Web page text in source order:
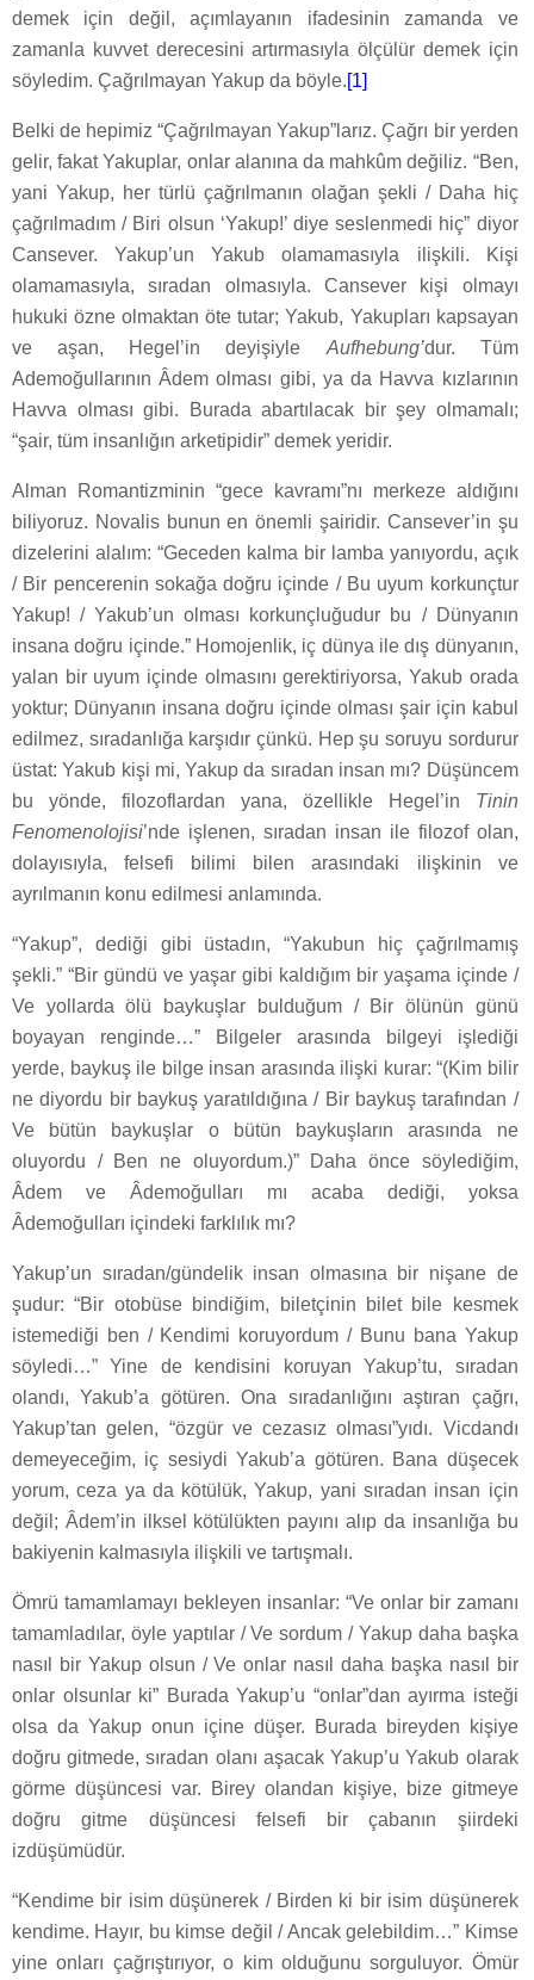
demek için değil, açımlayanın ifadesinin zamanda ve
zamanla kuvvet derecesini artırmasıyla ölçülür demek için
söyledim. Çağrılmayan Yakup da böyle.[1]
Belki de hepimiz “Çağrılmayan Yakup”larız. Çağrı bir yerden
gelir, fakat Yakuplar, onlar alanına da mahkûm değiliz. “Ben,
yani Yakup, her türlü çağrılmanın olağan şekli / Daha hiç
çağrılmadım / Biri olsun ‘Yakup!’ diye seslenmedi hiç” diyor
Cansever. Yakup’un Yakub olamamasıyla ilişkili. Kişi
olamamasıyla, sıradan olmasıyla. Cansever kişi olmayı
hukuki özne olmaktan öte tutar; Yakub, Yakupları kapsayan
ve aşan, Hegel’in deyişiyle Aufhebung’dur. Tüm
Ademoğullarının Âdem olması gibi, ya da Havva kızlarının
Havva olması gibi. Burada abartılacak bir şey olmamalı;
“şair, tüm insanlığın arketipidir” demek yeridir.
Alman Romantizminin “gece kavramı”nı merkeze aldığını
biliyoruz. Novalis bunun en önemli şairidir. Cansever’in şu
dizelerini alalım: “Geceden kalma bir lamba yanıyordu, açık
/ Bir pencerenin sokağa doğru içinde / Bu uyum korkunçtur
Yakup! / Yakub’un olması korkunçluğudur bu / Dünyanın
insana doğru içinde.” Homojenlik, iç dünya ile dış dünyanın,
yalan bir uyum içinde olmasını gerektiriyorsa, Yakub orada
yoktur; Dünyanın insana doğru içinde olması şair için kabul
edilmez, sıradanlığa karşıdır çünkü. Hep şu soruyu sordurur
üstat: Yakub kişi mi, Yakup da sıradan insan mı? Düşüncem
bu yönde, filozoflardan yana, özellikle Hegel’in Tinin
Fenomenolojisi’nde işlenen, sıradan insan ile filozof olan,
dolayısıyla, felsefi bilimi bilen arasındaki ilişkinin ve
ayrılmanın konu edilmesi anlamında.
“Yakup”, dediği gibi üstadın, “Yakubun hiç çağrılmamış
şekli.” “Bir gündü ve yaşar gibi kaldığım bir yaşama içinde /
Ve yollarda ölü baykuşlar bulduğum / Bir ölünün günü
boyayan renginde…” Bilgeler arasında bilgeyi işlediği
yerde, baykuş ile bilge insan arasında ilişki kurar: “(Kim bilir
ne diyordu bir baykuş yaratıldığına / Bir baykuş tarafından /
Ve bütün baykuşlar o bütün baykuşların arasında ne
oluyordu / Ben ne oluyordum.)” Daha önce söylediğim,
Âdem ve Âdemoğulları mı acaba dediği, yoksa
Âdemoğulları içindeki farklılık mı?
Yakup’un sıradan/gündelik insan olmasına bir nişane de
şudur: “Bir otobüse bindiğim, biletçinin bilet bile kesmek
istemediği ben / Kendimi koruyordum / Bunu bana Yakup
söyledi…” Yine de kendisini koruyan Yakup’tu, sıradan
olandı, Yakub’a götüren. Ona sıradanlığını aştıran çağrı,
Yakup’tan gelen, “özgür ve cezasız olması”yıdı. Vicdandı
demeyeceğim, iç sesiydi Yakub’a götüren. Bana düşecek
yorum, ceza ya da kötülük, Yakup, yani sıradan insan için
değil; Âdem’in ilksel kötülükten payını alıp da insanlığa bu
bakiyenin kalmasıyla ilişkili ve tartışmalı.
Ömrü tamamlamayı bekleyen insanlar: “Ve onlar bir zamanı
tamamladılar, öyle yaptılar / Ve sordum / Yakup daha başka
nasıl bir Yakup olsun / Ve onlar nasıl daha başka nasıl bir
onlar olsunlar ki” Burada Yakup’u “onlar”dan ayırma isteği
olsa da Yakup onun içine düşer. Burada bireyden kişiye
doğru gitmede, sıradan olanı aşacak Yakup’u Yakub olarak
görme düşüncesi var. Birey olandan kişiye, bize gitmeye
doğru gitme düşüncesi felsefi bir çabanın şiirdeki
izdüşümüdür.
“Kendime bir isim düşünerek / Birden ki bir isim düşünerek
kendime. Hayır, bu kimse değil / Ancak gelebildim…” Kimse
yine onları çağrıştırıyor, o kim olduğunu sorguluyor. Ömür